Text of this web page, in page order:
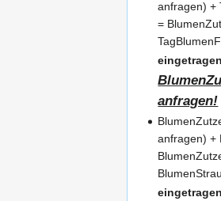
anfragen) +
=
anfragen!
anfragen) +